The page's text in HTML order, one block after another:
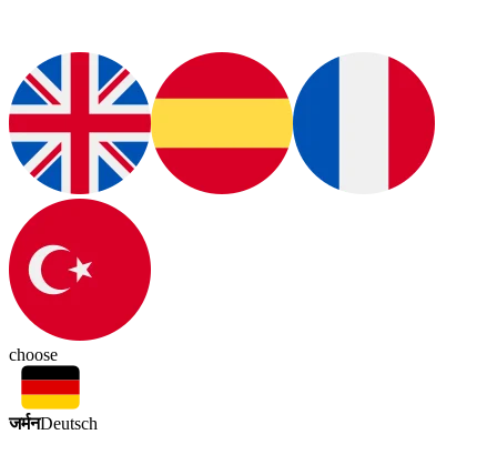
choose
जर्मनDeutsch